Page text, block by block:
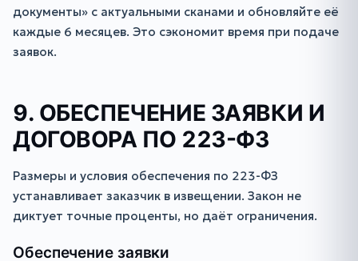
документы» с актуальными сканами и обновляйте её
каждые 6 месяцев. Это сэкономит время при подаче
заявок.
9. ОБЕСПЕЧЕНИЕ ЗАЯВКИ И
ДОГОВОРА ПО 223-ФЗ
Размеры и условия обеспечения по 223-ФЗ
устанавливает заказчик в извещении. Закон не
диктует точные проценты, но даёт ограничения.
Обеспечение заявки